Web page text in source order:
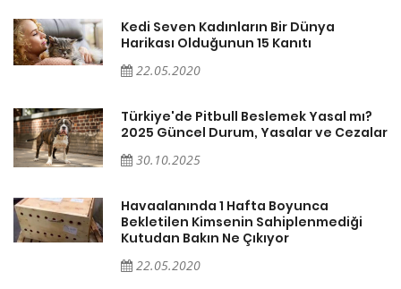
Kedi Seven Kadınların Bir Dünya
Harikası Olduğunun 15 Kanıtı
22.05.2020
Türkiye'de Pitbull Beslemek Yasal mı?
2025 Güncel Durum, Yasalar ve Cezalar
30.10.2025
Havaalanında 1 Hafta Boyunca
Bekletilen Kimsenin Sahiplenmediği
Kutudan Bakın Ne Çıkıyor
22.05.2020